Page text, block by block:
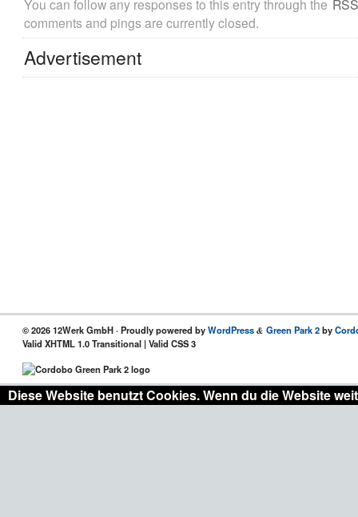
You can follow any responses to this entry through the
comments and pings are currently closed.
Advertisement
© 2026 12Werk GmbH · Proudly powered byWordPress& Green Park 2by
Valid XHTML 1.0 Transitional | Valid CSS 3
Diese Website benutzt Cookies. Wenn du die Website